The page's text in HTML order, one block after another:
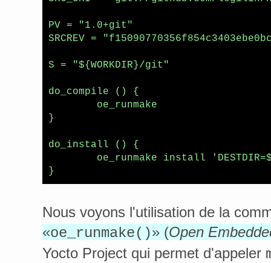
PV = "1.0+git"
SRCREV =
S = "${WORKDIR}/git"
do_compile () {
        oe_runmake
}
do_install () {
oe_runmake install
Nous voyons l'utilisation de la
«oe_runmake()» (Open
Yocto Project qui permet d'appeler